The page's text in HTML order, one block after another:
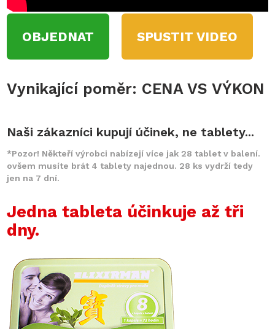
OBJEDNAT SPUSTIT VIDEO
Vynikající poměr: CENA VS VÝKON
Naši zákazníci kupují účinek, ne tablety...
*Pozor! Někteří výrobci nabízejí více jak 28 tablet v balení.
ovšem musíte brát 4 tablety najednou. 28 ks vydrží tedy
jen na 7 dní.
Jedna tableta účinkuje až tři
dny.